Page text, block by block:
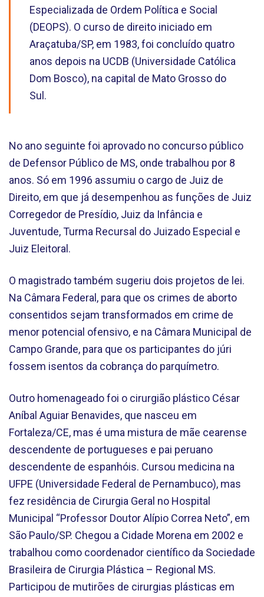
Especializada de Ordem Política e Social
(DEOPS). O curso de direito iniciado em
Araçatuba/SP, em 1983, foi concluído quatro
anos depois na UCDB (Universidade Católica
Dom Bosco), na capital de Mato Grosso do
Sul.
No ano seguinte foi aprovado no concurso público
de Defensor Público de MS, onde trabalhou por 8
anos. Só em 1996 assumiu o cargo de Juiz de
Direito, em que já desempenhou as funções de Juiz
Corregedor de Presídio, Juiz da Infância e
Juventude, Turma Recursal do Juizado Especial e
Juiz Eleitoral.
O magistrado também sugeriu dois projetos de lei.
Na Câmara Federal, para que os crimes de aborto
consentidos sejam transformados em crime de
menor potencial ofensivo, e na Câmara Municipal de
Campo Grande, para que os participantes do júri
fossem isentos da cobrança do parquímetro.
Outro homenageado foi o cirurgião plástico César
Aníbal Aguiar Benavides, que nasceu em
Fortaleza/CE, mas é uma mistura de mãe cearense
descendente de portugueses e pai peruano
descendente de espanhóis. Cursou medicina na
UFPE (Universidade Federal de Pernambuco), mas
fez residência de Cirurgia Geral no Hospital
Municipal “Professor Doutor Alípio Correa Neto”, em
São Paulo/SP. Chegou a Cidade Morena em 2002 e
trabalhou como coordenador científico da Sociedade
Brasileira de Cirurgia Plástica – Regional MS.
Participou de mutirões de cirurgias plásticas em